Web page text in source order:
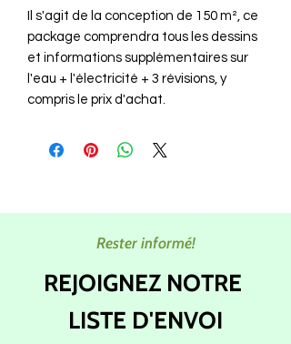
Il s'agit de la conception de 150 m², ce
package comprendra tous les dessins
et informations supplémentaires sur
l'eau + l'électricité + 3 révisions, y
compris le prix d'achat.
Rester informé!
REJOIGNEZ NOTRE
LISTE D'ENVOI